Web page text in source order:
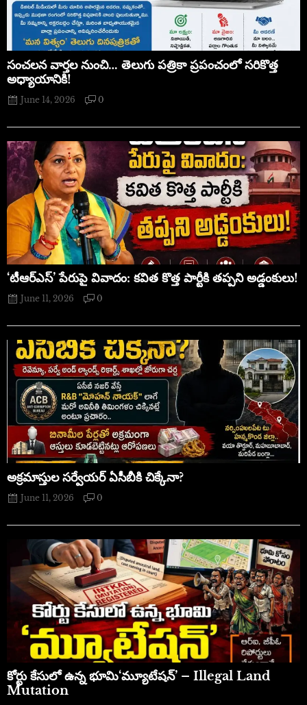
సంచలన వార్తల నుంచి… తెలుగు పత్రికా ప్రపంచంలో సరికొత్త
అధ్యాయానికి!
June 14, 2026 0
‘టీఆర్ఎస్’ పేరుపై వివాదం: కవిత కొత్త పార్టీకి తప్పని అడ్డంకులు!
June 11, 2026 0
అక్రమాస్తుల సర్వేయర్ ఏసీబీకి చిక్కేనా?
June 11, 2026 0
​కోర్టు కేసులో ఉన్న భూమి‘మ్యూటేషన్’ – Illegal Land
Mutation